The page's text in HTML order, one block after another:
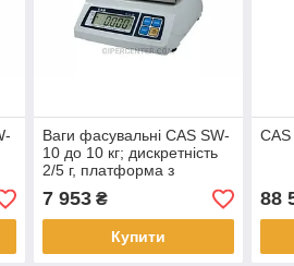
Ваги фасувальні CAS SW-
10 до 10 кг; дискретність
2/5 г, платформа з
неіржавкої сталі
7 953₴
Купити
88